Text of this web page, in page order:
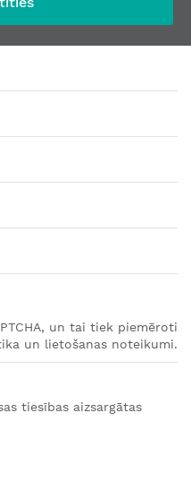
un tai tiek piemēroti
un lietošanas noteikumi.
tiesības aizsargātas